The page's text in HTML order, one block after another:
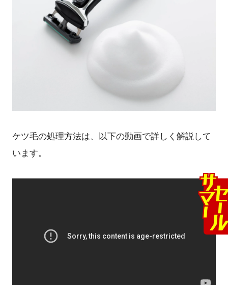
ケツ毛の処理方法は、以下の動画で詳しく解説して
います。